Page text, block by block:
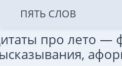
ПЯТЬ СЛОВ
про лето —